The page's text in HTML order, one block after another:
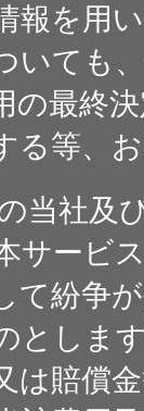
報を用
いても
の最終
る等、
当社及
サービ
て紛争
としま
は賠償